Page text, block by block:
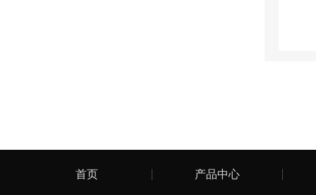
首页 产品中心